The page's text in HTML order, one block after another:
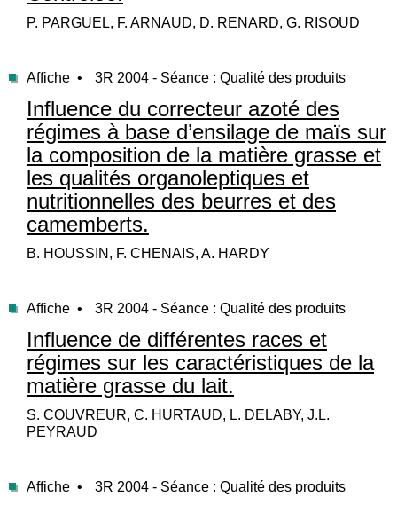
P. PARGUEL, F. ARNAUD, D. RENARD, G. RISOUD
Affiche • 3R 2004 - Séance : Qualité des produits
Influence du correcteur azoté des
régimes à base d’ensilage de maïs sur
la composition de la matière grasse et
les qualités organoleptiques et
nutritionnelles des beurres et des
camemberts.
B. HOUSSIN, F. CHENAIS, A. HARDY
Affiche • 3R 2004 - Séance : Qualité des produits
Influence de différentes races et
régimes sur les caractéristiques de la
matière grasse du lait.
S. COUVREUR, C. HURTAUD, L. DELABY, J.L.
PEYRAUD
Affiche • 3R 2004 - Séance : Qualité des produits